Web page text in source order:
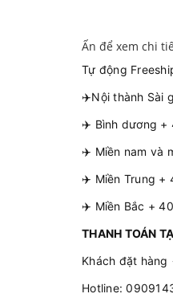
Ấn để xem chi
Tự động
✈️Nội thành Sài
✈️ Bình dương +
✈️ Miền nam và
✈️ Miền Trung +
✈️ Miền Bắc +
THANH TOÁN
Khách đặt
Hotline: